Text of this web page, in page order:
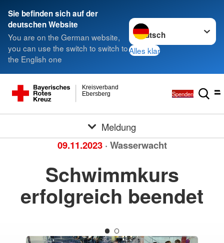
Sie befinden sich auf der
deutschen Website
You are on the German website,
you can use the switch to switch to
the English one
Sprache wechseln zu
Alles klar
Ebersberg
Kreisverband
Spenden
Meldung
09.11.2023 · Wasserwacht
Schwimmkurs
erfolgreich beendet